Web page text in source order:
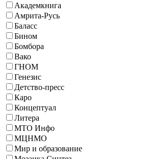
Академкнига
Амрита-Русь
Баласс
Бином
Бомбора
Вако
ГНОМ
Генезис
Детство-пресс
Каро
Концептуал
Литера
МТО Инфо
МЦНМО
Мир и образование